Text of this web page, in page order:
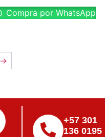
Compra por WhatsApp
→
+57 301
136 0195